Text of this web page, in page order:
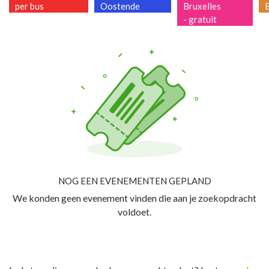
per bus
Oostende
Bruxelles
- gratuit
NOG EEN EVENEMENTEN GEPLAND
We konden geen evenement vinden die aan je zoekopdracht
voldoet.